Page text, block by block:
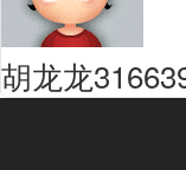
胡龙龙